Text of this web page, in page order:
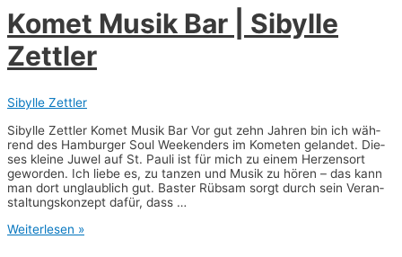
ei­
er
|
Mela­
Komet Musik Bar | Sibyl­le
Zettler
Sibylle Zettler
Sibyl­le Zett­ler Komet Musik Bar Vor gut zehn Jah­ren bin ich wäh­
rend des Ham­bur­ger Soul Wee­ken­ders im Kome­ten gelan­det. Die­
ses klei­ne Juwel auf St. Pau­li ist für mich zu einem Her­zens­ort
gewor­den. Ich lie­be es, zu tan­zen und Musik zu hören – das kann
man dort unglaub­lich gut. Bas­ter Rüb­sam sorgt durch sein Ver­an­
stal­tungs­kon­zept dafür, dass …
Komet
Weiterlesen »